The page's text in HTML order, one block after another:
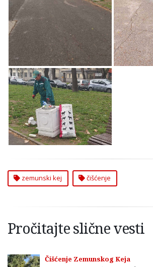
Keja
Čišćenje Zemunskog
Keja
zemunski kej čišćenje
Pročitajte slične vesti
Čišćenje Zemunskog Keja